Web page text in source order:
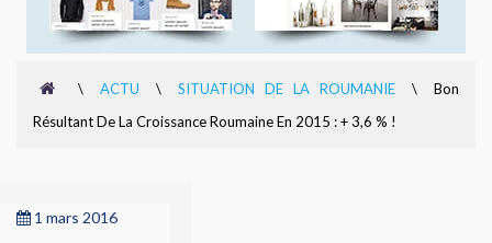
\ ACTU \ SITUATION DE LA ROUMANIE \
Bon
Résultant De La Croissance Roumaine En 2015 : + 3,6 % !
1 mars 2016